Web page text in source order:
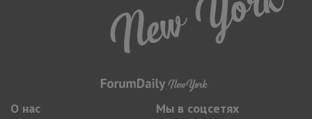
О нас
Мы в соцсетях